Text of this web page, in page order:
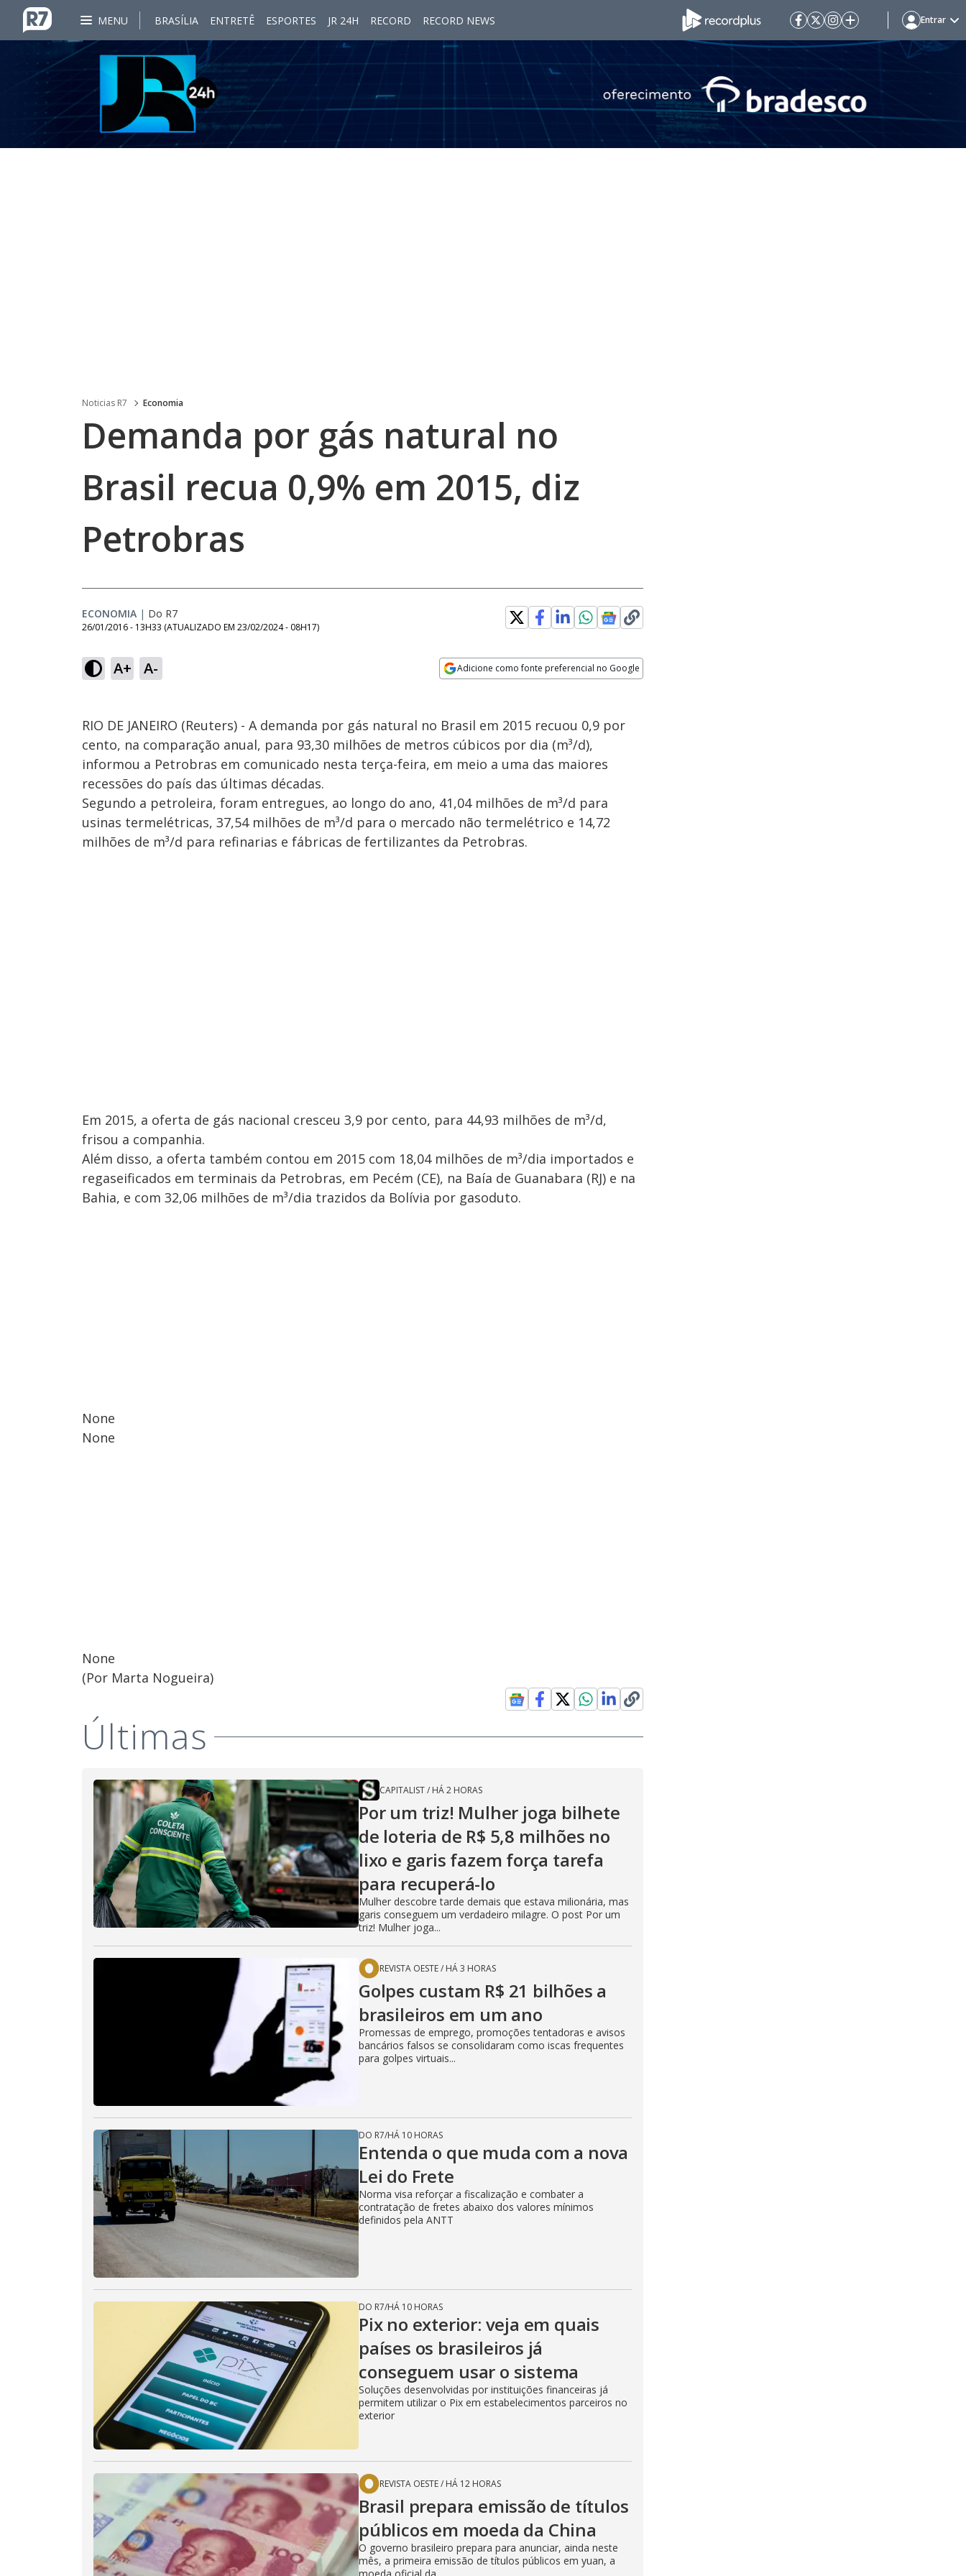
MENU BRASÍLIA ENTRETÊ ESPORTES JR 24H RECORD RECORD NEWS Entrar
Noticias R7 Economia
Demanda por gás natural no
Brasil recua 0,9% em 2015, diz
Petrobras
ECONOMIA | Do R7
26/01/2016 - 13H33 (ATUALIZADO EM 23/02/2024 - 08H17)
A+ A- Adicione como fonte preferencial no Google
RIO DE JANEIRO (Reuters) - A demanda por gás natural no Brasil em 2015 recuou 0,9 por
cento, na comparação anual, para 93,30 milhões de metros cúbicos por dia (m³/d),
informou a Petrobras em comunicado nesta terça-feira, em meio a uma das maiores
recessões do país das últimas décadas.
Segundo a petroleira, foram entregues, ao longo do ano, 41,04 milhões de m³/d para
usinas termelétricas, 37,54 milhões de m³/d para o mercado não termelétrico e 14,72
milhões de m³/d para refinarias e fábricas de fertilizantes da Petrobras.
Em 2015, a oferta de gás nacional cresceu 3,9 por cento, para 44,93 milhões de m³/d,
frisou a companhia.
Além disso, a oferta também contou em 2015 com 18,04 milhões de m³/dia importados e
regaseificados em terminais da Petrobras, em Pecém (CE), na Baía de Guanabara (RJ) e na
Bahia, e com 32,06 milhões de m³/dia trazidos da Bolívia por gasoduto.
None
None
None
(Por Marta Nogueira)
Últimas
CAPITALIST/ HÁ 2 HORAS
Por um triz! Mulher joga bilhete
de loteria de R$ 5,8 milhões no
lixo e garis fazem força tarefa
para recuperá-lo
Mulher descobre tarde demais que estava milionária, mas
garis conseguem um verdadeiro milagre. O post Por um
triz! Mulher joga...
REVISTA OESTE/ HÁ 3 HORAS
Golpes custam R$ 21 bilhões a
brasileiros em um ano
Promessas de emprego, promoções tentadoras e avisos
bancários falsos se consolidaram como iscas frequentes
para golpes virtuais...
DO R7/HÁ 10 HORAS
Entenda o que muda com a nova
Lei do Frete
Norma visa reforçar a fiscalização e combater a
contratação de fretes abaixo dos valores mínimos
definidos pela ANTT
DO R7/HÁ 10 HORAS
Pix no exterior: veja em quais
países os brasileiros já
conseguem usar o sistema
Soluções desenvolvidas por instituições financeiras já
permitem utilizar o Pix em estabelecimentos parceiros no
exterior
REVISTA OESTE/ HÁ 12 HORAS
Brasil prepara emissão de títulos
públicos em moeda da China
O governo brasileiro prepara para anunciar, ainda neste
mês, a primeira emissão de títulos públicos em yuan, a